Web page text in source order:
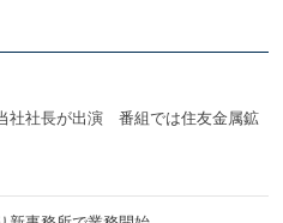
社社長が出演 番組では住友金属鉱